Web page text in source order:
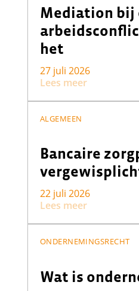
Mediation bij
het
27 juli 2026
Lees meer
ALGEMEEN
Bancaire
22 juli 2026
Lees meer
ONDERNEMINGSRECHT
Wat is